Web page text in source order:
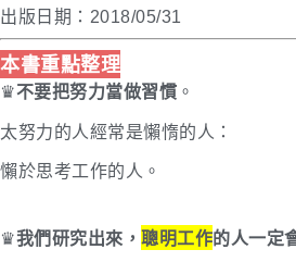
出版日期：2018/05/31
本書重點整理
♛不要把努力當做習慣 。
太努力的人經常是懶惰的人：
懶於思考工作的人。
♛我們研究出來， 聰明工作的人一定